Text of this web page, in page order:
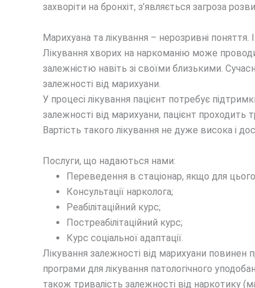
захворіти на бронхіт, з’являється загроза
Марихуана та лікування – нерозривні
Лікування хворих на наркоманію може
залежністю навіть зі своїми близькими.
залежності від марихуани.
У процесі лікування пацієнт потребує
залежності від марихуани, пацієнт проходить
Вартість такого лікування не дуже висока і
Послуги, що надаються нами:
Переведення в стаціонар, якщо для цього
Консультації нарколога;
Реабілітаційний курс;
Постреабілітаційний курс;
Курс соціальної адаптації.
Лікування залежності від марихуани повинен
програми для лікування патологічного
також тривалість залежності від наркотику